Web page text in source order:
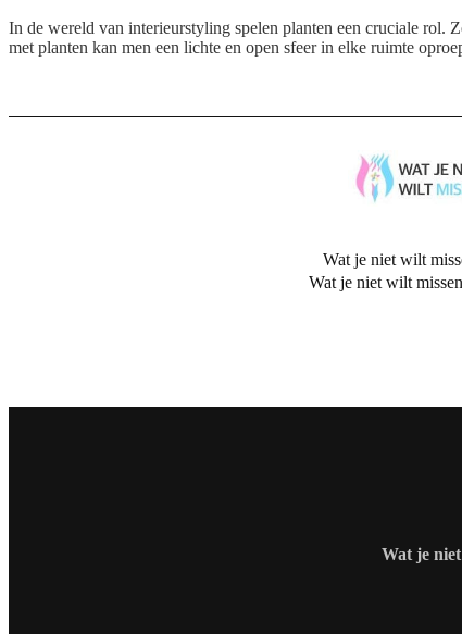
In de wereld van interieurstyling spelen planten een cruciale rol.
met planten kan men een lichte en open sfeer in elke ruimte
Wat je niet wilt
Wat je niet wilt
Wat je